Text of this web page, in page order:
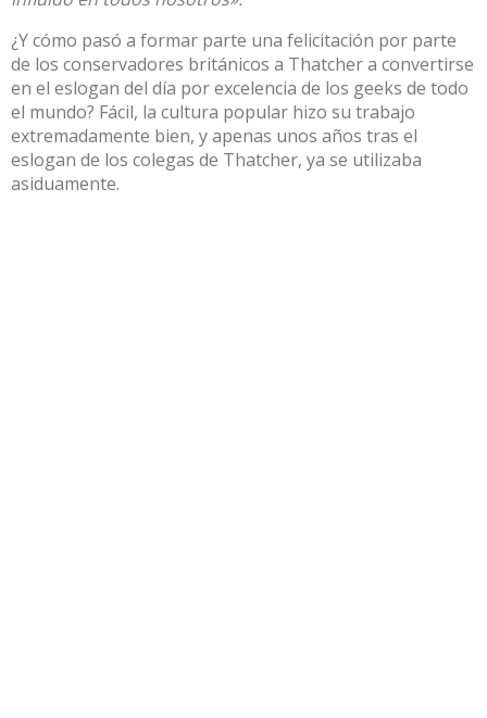
¿Y cómo pasó a formar parte una felicitación por parte
de los conservadores británicos a Thatcher a convertirse
en el eslogan del día por excelencia de los geeks de todo
el mundo? Fácil, la cultura popular hizo su trabajo
extremadamente bien, y apenas unos años tras el
eslogan de los colegas de Thatcher, ya se utilizaba
asiduamente.